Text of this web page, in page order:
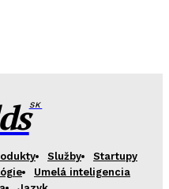
SK
Služby
Startupy
Umelá inteligencia